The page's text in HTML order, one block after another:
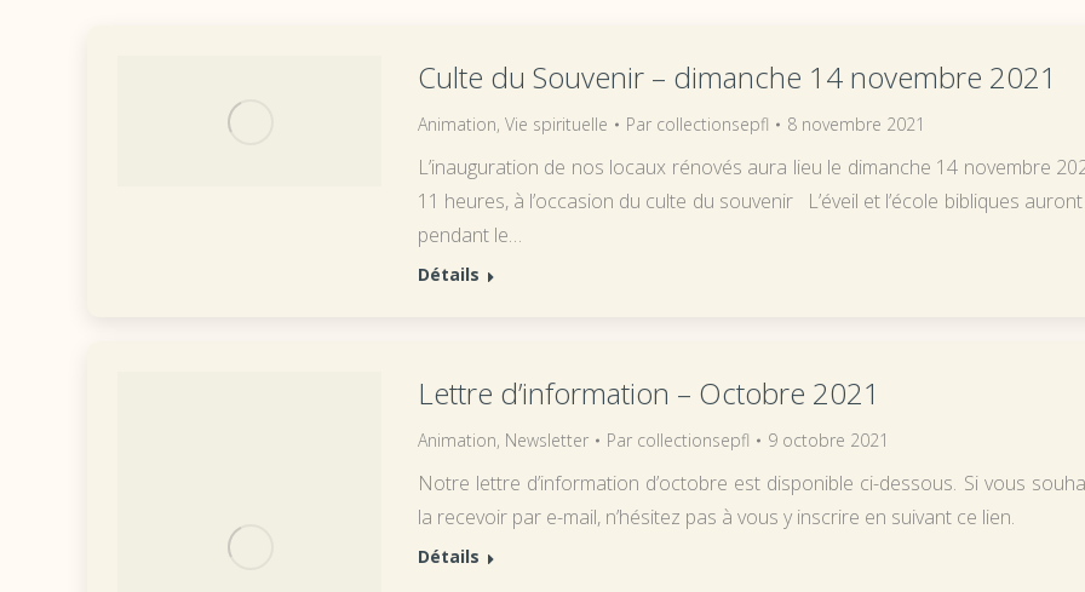
Culte du Souvenir – dimanche 14 novembre 2021
Animation, Vie spirituelle Par collectionsepfl 8 novembre 2021
L’inauguration de nos locaux rénovés aura lieu le dimanche 14 novembre
11 heures, à l’occasion du culte du souvenir L’éveil et l’école bibliques
pendant le…
Détails
Lettre d’information – Octobre 2021
Animation, Newsletter Par collectionsepfl 9 octobre 2021
Notre lettre d’information d’octobre est disponible ci-dessous. Si vous
la recevoir par e-mail, n’hésitez pas à vous y inscrire en suivant ce lien.
Détails